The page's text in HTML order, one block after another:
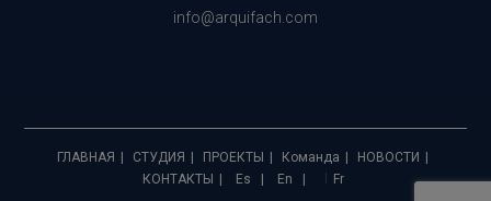
info@arquifach.com
ГЛАВНАЯ СТУДИЯ ПРОЕКТЫ Команда
НОВОСТИ
КОНТАКТЫ
Es En Fr